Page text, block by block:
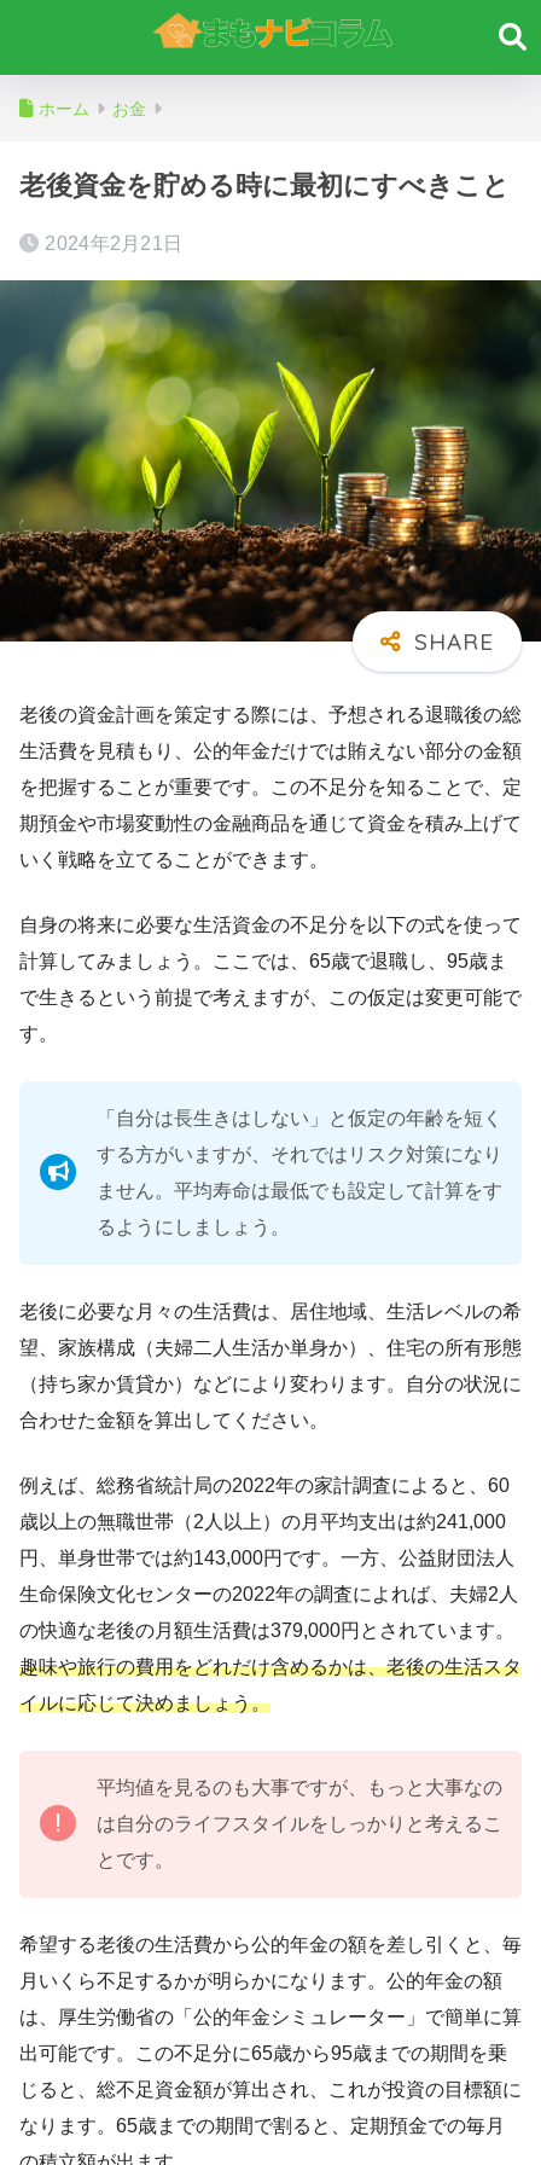
ホーム お金
老後資金を貯める時に最初にすべきこと
2024年2月21日
老後の資金計画を策定する際には、予想される退職後の総
生活費を見積もり、公的年金だけでは賄えない部分の金額
を把握することが重要です。この不足分を知ることで、定
期預金や市場変動性の金融商品を通じて資金を積み上げて
いく戦略を立てることができます。
自身の将来に必要な生活資金の不足分を以下の式を使って
計算してみましょう。ここでは、65歳で退職し、95歳ま
で生きるという前提で考えますが、この仮定は変更可能で
す。
「自分は長生きはしない」と仮定の年齢を短く
する方がいますが、それではリスク対策になり
ません。平均寿命は最低でも設定して計算をす
るようにしましょう。
老後に必要な月々の生活費は、居住地域、生活レベルの希
望、家族構成（夫婦二人生活か単身か）、住宅の所有形態
（持ち家か賃貸か）などにより変わります。自分の状況に
合わせた金額を算出してください。
例えば、総務省統計局の2022年の家計調査によると、60
歳以上の無職世帯（2人以上）の月平均支出は約241,000
円、単身世帯では約143,000円です。一方、公益財団法人
生命保険文化センターの2022年の調査によれば、夫婦2人
の快適な老後の月額生活費は379,000円とされています。
趣味や旅行の費用をどれだけ含めるかは、老後の生活スタ
イルに応じて決めましょう。
平均値を見るのも大事ですが、もっと大事なの
は自分のライフスタイルをしっかりと考えるこ
とです。
希望する老後の生活費から公的年金の額を差し引くと、毎
月いくら不足するかが明らかになります。公的年金の額
は、厚生労働省の「公的年金シミュレーター」で簡単に算
出可能です。この不足分に65歳から95歳までの期間を乗
じると、総不足資金額が算出され、これが投資の目標額に
なります。65歳までの期間で割ると、定期預金での毎月